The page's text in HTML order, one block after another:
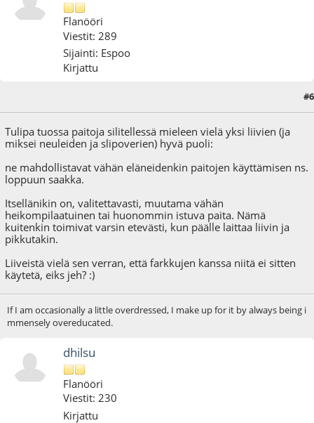
Flanööri
Viestit: 289
Sijainti: Espoo
Kirjattu
#6
Tulipa tuossa paitoja silitellessä mieleen vielä yksi liivien (ja
miksei neuleiden ja slipoverien) hyvä puoli:
ne mahdollistavat vähän eläneidenkin paitojen käyttämisen ns.
loppuun saakka.
Itsellänikin on, valitettavasti, muutama vähän
heikompilaatuinen tai huonommin istuva paita. Nämä
kuitenkin toimivat varsin etevästi, kun päälle laittaa liivin ja
pikkutakin.
Liiveistä vielä sen verran, että farkkujen kanssa niitä ei sitten
käytetä, eiks jeh? :)
If I am occasionally a little overdressed, I make up for it by always being i
mmensely overeducated.
dhilsu
Flanööri
Viestit: 230
Kirjattu